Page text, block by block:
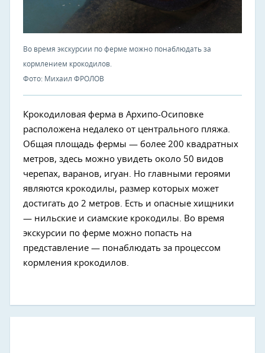
Во время экскурсии по ферме можно понаблюдать за
кормлением крокодилов.
Фото: Михаил ФРОЛОВ
Крокодиловая ферма в Архипо-Осиповке
расположена недалеко от центрального пляжа.
Общая площадь фермы — более 200 квадратных
метров, здесь можно увидеть около 50 видов
черепах, варанов, игуан. Но главными героями
являются крокодилы, размер которых может
достигать до 2 метров. Есть и опасные хищники
— нильские и сиамские крокодилы. Во время
экскурсии по ферме можно попасть на
представление — понаблюдать за процессом
кормления крокодилов.